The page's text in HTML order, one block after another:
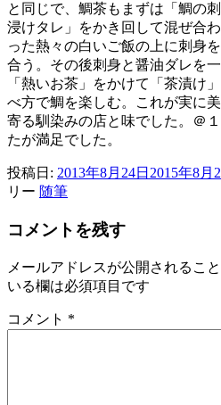
と同じで、鯛茶もまずは「鯛の
浸けタレ」をかき回して混ぜ合
った熱々の白いご飯の上に刺身
合う。その後刺身と醤油ダレを
「熱いお茶」をかけて「茶漬け
べ方で鯛を楽しむ。これが実に
寄る馴染みの店と味でした。＠
たが満足でした。
投稿日: 2013年8月24日 2015年8月
リー 随筆
コメントを残す
メールアドレスが公開されるこ
いる欄は必須項目です
コメント *